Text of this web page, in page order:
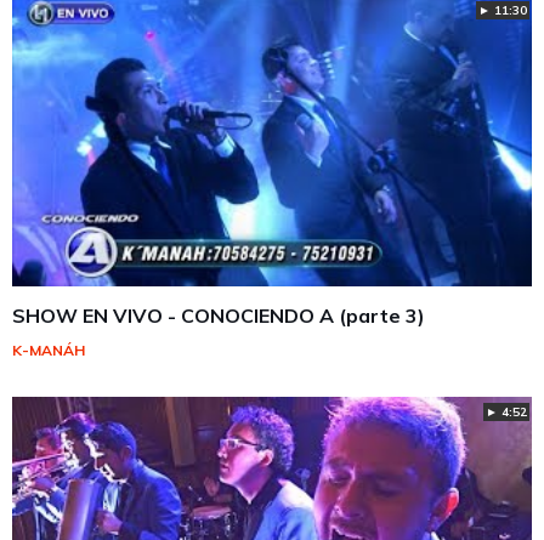
► 11:30
SHOW EN VIVO - CONOCIENDO A (parte 3)
K-MANÁH
► 4:52